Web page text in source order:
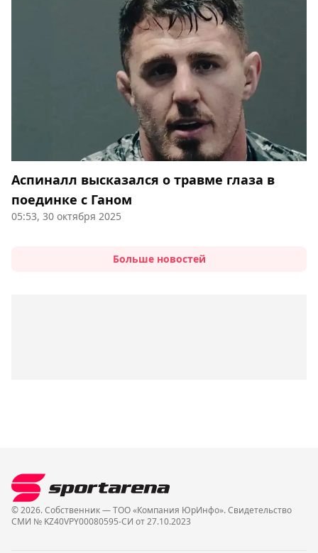
Аспиналл высказался о травме глаза в
поединке с Ганом
05:53, 30 октября 2025
Больше новостей
© 2026. Собственник — ТОО «Компания ЮрИнфо». Cвидетельство
СМИ № KZ40VPY00080595-СИ от 27.10.2023